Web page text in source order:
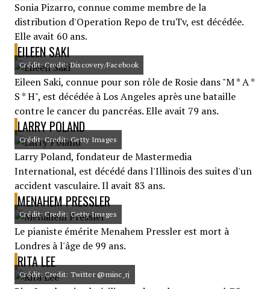
Sonia Pizarro, connue comme membre de la
distribution d'Operation Repo de truTv, est décédée.
Elle avait 60 ans.
EILEEN SAKI
Crédit: Credit: Discovery/Facebook
Eileen Saki, connue pour son rôle de Rosie dans "M * A *
S * H", est décédée à Los Angeles après une bataille
contre le cancer du pancréas. Elle avait 79 ans.
LARRY POLAND
Crédit: Credit: Getty Images
Larry Poland, fondateur de Mastermedia
International, est décédé dans l'Illinois des suites d'un
accident vasculaire. Il avait 83 ans.
MENAHEM PRESSLER
Crédit: Credit: Getty Images
Le pianiste émérite Menahem Pressler est mort à
Londres à l'âge de 99 ans.
RITA LEE
Crédit: Credit: Twitter @minc_rj